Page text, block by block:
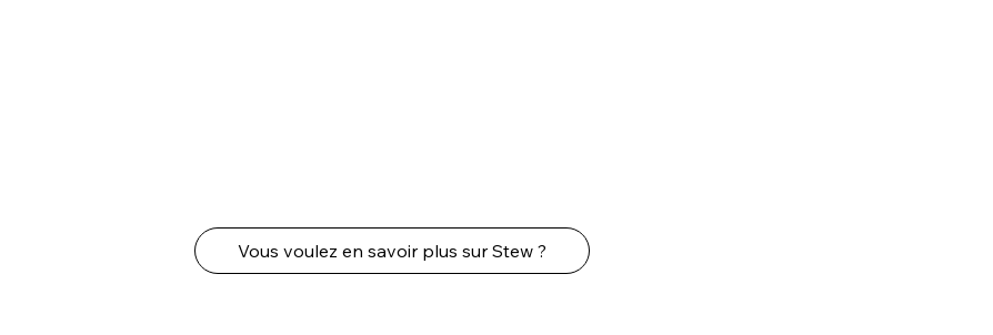
Vous voulez en savoir plus sur Stew ?